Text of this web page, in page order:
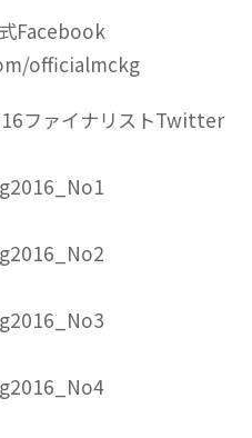
Facebook
officialmckg
ファイナリストTwitter